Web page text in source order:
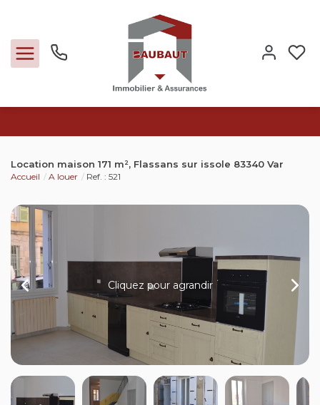
Locations
Expertise
Nos métiers
L'agence
Contact
Extranet
Location maison 171 m², Flassans sur issole 83340 Var
Accueil A louer Ref. : 521
Cliquez pour agrandir